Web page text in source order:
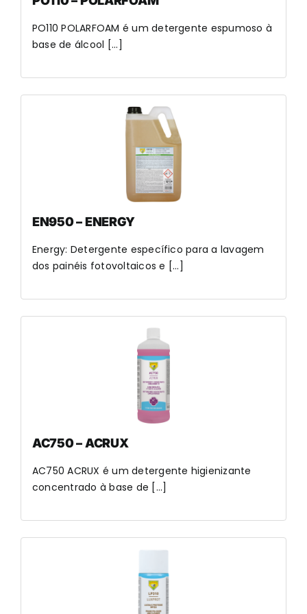
PO110 POLARFOAM é um detergente espumoso à
base de álcool [...]
EN950 – ENERGY
Energy: Detergente específico para a lavagem
dos painéis fotovoltaicos e [...]
AC750 – ACRUX
AC750 ACRUX é um detergente higienizante
concentrado à base de [...]